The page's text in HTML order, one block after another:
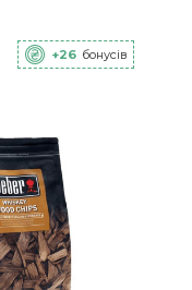
+26 бонусів